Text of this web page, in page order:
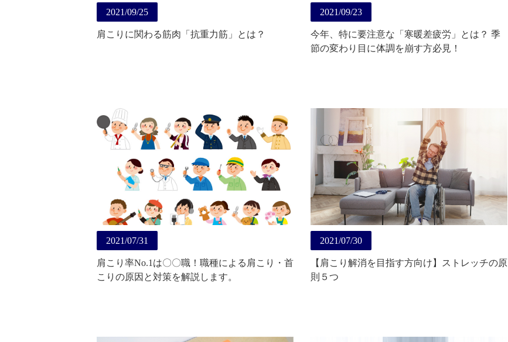
2021/09/25
肩こりに関わる筋肉「抗重力筋」とは？
2021/09/23
今年、特に要注意な「寒暖差疲労」とは？ 季
節の変わり目に体調を崩す方必見！
2021/07/31
肩こり率No.1は〇〇職！職種による肩こり・首
こりの原因と対策を解説します。
2021/07/30
【肩こり解消を目指す方向け】ストレッチの原
則５つ